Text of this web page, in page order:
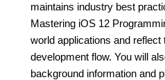
maintains industry best
Mastering iOS 12
world applications and reflect
development flow. You will
background information and